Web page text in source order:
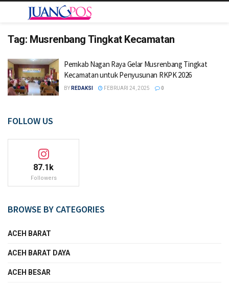
Tag: Musrenbang Tingkat Kecamatan
Pemkab Nagan Raya Gelar Musrenbang Tingkat
Kecamatan untuk Penyusunan RKPK 2026
BY REDAKSI FEBRUARI 24, 2025 0
FOLLOW US
87.1k
Followers
BROWSE BY CATEGORIES
ACEH BARAT
ACEH BARAT DAYA
ACEH BESAR